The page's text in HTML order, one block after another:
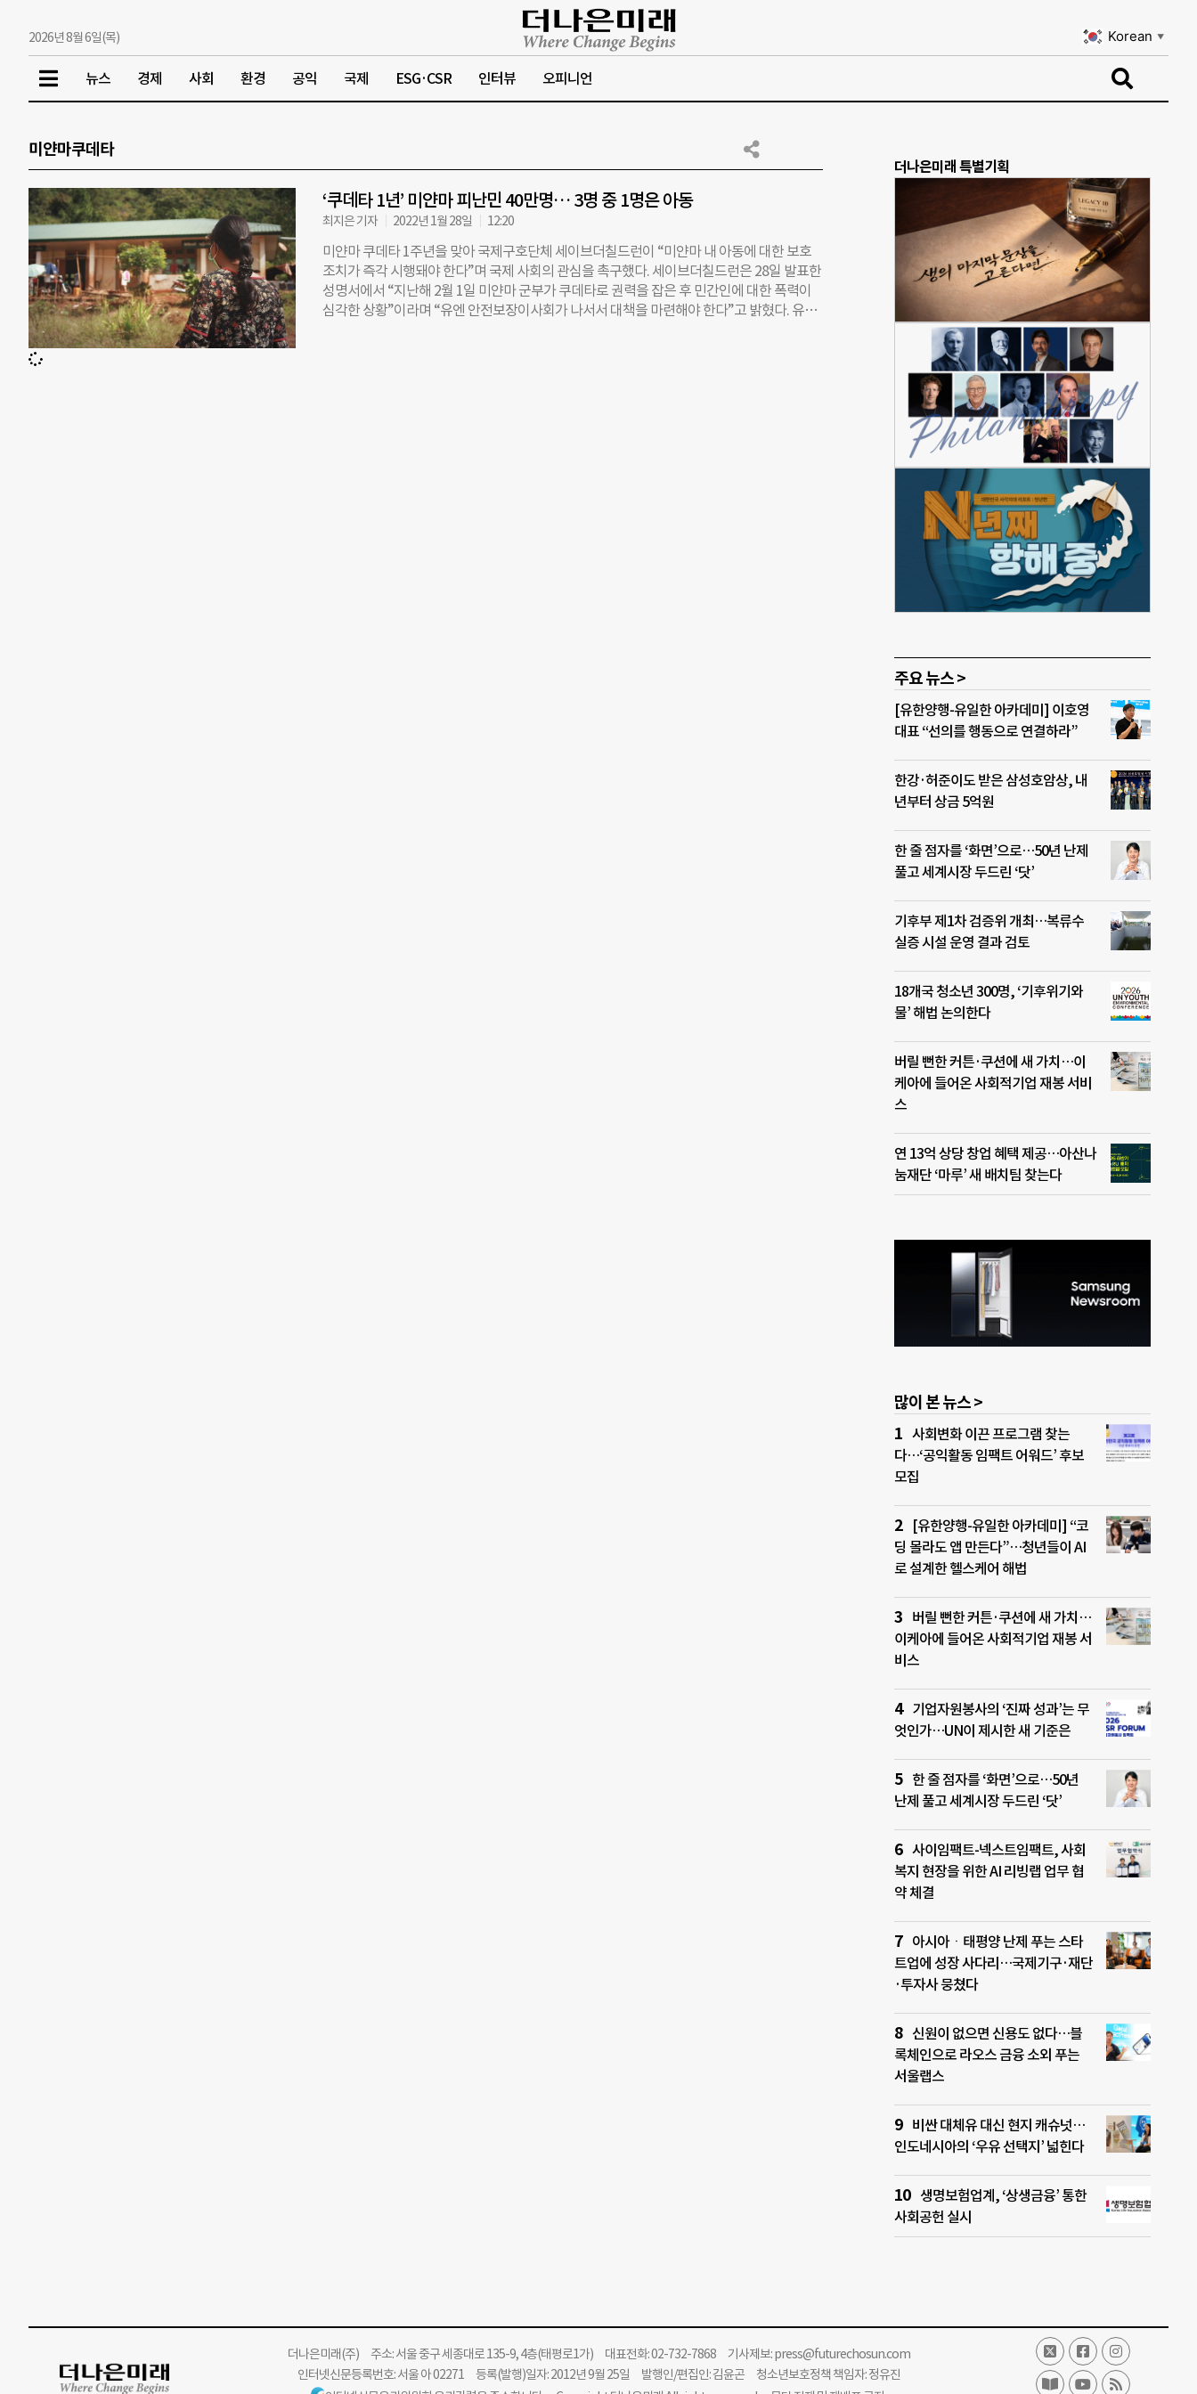
2026년 8월 6일(목) Korean ▼
뉴스 경제 사회 환경 공익 국제 ESG·CSR 인터뷰 오피니언
미얀마쿠데타
‘쿠데타 1년’ 미얀마 피난민 40만명… 3명 중 1명은 아동
최지은 기자 2022년 1월 28일 12:20
미얀마 쿠데타 1주년을 맞아 국제구호단체 세이브더칠드런이 “미얀마 내 아동에 대한 보호
조치가 즉각 시행돼야 한다”며 국제 사회의 관심을 촉구했다. 세이브더칠드런은 28일 발표한
성명서에서 “지난해 2월 1일 미얀마 군부가 쿠데타로 권력을 잡은 후 민간인에 대한 폭력이
심각한 상황”이라며 “유엔 안전보장이사회가 나서서 대책을 마련해야 한다”고 밝혔다. 유엔
더나은미래 특별기획
주요 뉴스 >
[유한양행-유일한 아카데미] 이호영
대표 “선의를 행동으로 연결하라”
한강·허준이도 받은 삼성호암상, 내
년부터 상금 5억원
한 줄 점자를 ‘화면’으로…50년 난제
풀고 세계시장 두드린 ‘닷’
기후부 제1차 검증위 개최…복류수
실증 시설 운영 결과 검토
18개국 청소년 300명, ‘기후위기와
물’ 해법 논의한다
버릴 뻔한 커튼·쿠션에 새 가치…이
케아에 들어온 사회적기업 재봉 서비
스
연 13억 상당 창업 혜택 제공…아산나
눔재단 ‘마루’ 새 배치팀 찾는다
많이 본 뉴스 >
사회변화 이끈 프로그램 찾는
다…‘공익활동 임팩트 어워드’ 후보
모집
[유한양행-유일한 아카데미] “코
딩 몰라도 앱 만든다”…청년들이 AI
로 설계한 헬스케어 해법
버릴 뻔한 커튼·쿠션에 새 가치…
이케아에 들어온 사회적기업 재봉 서
비스
기업자원봉사의 ‘진짜 성과’는 무
엇인가…UN이 제시한 새 기준은
한 줄 점자를 ‘화면’으로…50년
난제 풀고 세계시장 두드린 ‘닷’
사이임팩트-넥스트임팩트, 사회
복지 현장을 위한 AI 리빙랩 업무 협
약 체결
아시아ㆍ태평양 난제 푸는 스타
트업에 성장 사다리…국제기구·재단
·투자사 뭉쳤다
신원이 없으면 신용도 없다…블
록체인으로 라오스 금융 소외 푸는
서울랩스
비싼 대체유 대신 현지 캐슈넛…
인도네시아의 ‘우유 선택지’ 넓힌다
생명보험업계, ‘상생금융’ 통한
사회공헌 실시
더나은미래(주)주소: 서울 중구 세종대로 135-9, 4층(태평로1가) 대표전화: 02-732-7868 기사제보:press@futurechosun.com
인터넷신문등록번호: 서울 아 02271 등록(발행)일자: 2012년 9월 25일 발행인/편집인: 김윤곤 청소년보호정책 책임자: 정유진